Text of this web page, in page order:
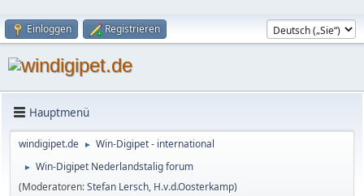
Einloggen Registrieren
Hauptmenü
windigipet.de ► Win-Digipet - international
►
Win-Digipet Nederlandstalig forum
(Moderatoren:Stefan Lersch, H.v.d.Oosterkamp)